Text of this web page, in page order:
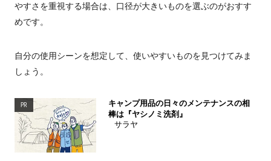
やすさを重視する場合は、口径が大きいものを選ぶのがおすす
めです。
自分の使用シーンを想定して、使いやすいものを見つけてみま
しょう。
PR
キャンプ用品の日々のメンテナンスの相
棒は『ヤシノミ洗剤』
サラヤ